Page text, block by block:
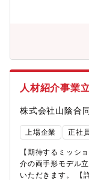
人材紹介事業
株式会社山陰合
上場企業 正社
【期待するミッシ
介の両手形モデル立ち上げ
いただきます。 【詳細】現在は当行の営業担当が確認できたお取